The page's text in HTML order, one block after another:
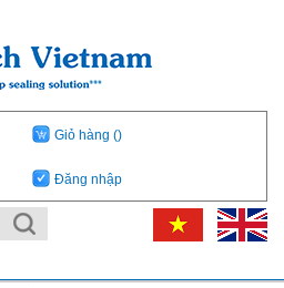
Giỏ hàng()
Đăng nhập